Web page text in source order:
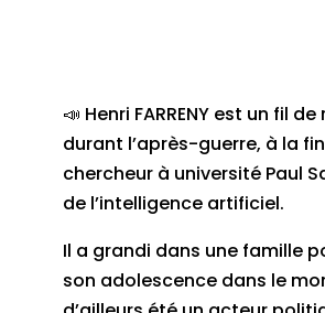
📣 Henri FARRENY est un fil
durant l’après-guerre, à la
chercheur à université Paul
de l’intelligence artificiel.
Il a grandi dans une famille
son adolescence dans le